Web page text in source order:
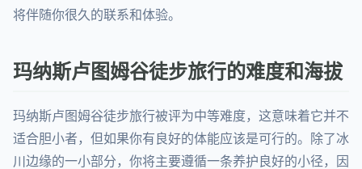
将伴随你很久的联系和体验。
玛纳斯卢图姆谷徒步旅行的难度和海拔
玛纳斯卢图姆谷徒步旅行被评为中等难度，这意味着它并不
适合胆小者，但如果你有良好的体能应该是可行的。除了冰
川边缘的一小部分，你将主要遵循一条养护良好的小径，因